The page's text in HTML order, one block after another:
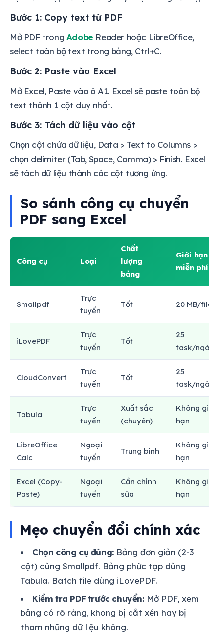
Bước 1: Copy text từ PDF
Mở PDF trong Adobe Reader hoặc LibreOffice,
select toàn bộ text trong bảng, Ctrl+C.
Bước 2: Paste vào Excel
Mở Excel, Paste vào ô A1. Excel sẽ paste toàn bộ
text thành 1 cột duy nhất.
Bước 3: Tách dữ liệu vào cột
Chọn cột chứa dữ liệu, Data > Text to Columns >
chọn delimiter (Tab, Space, Comma) > Finish. Excel
sẽ tách dữ liệu thành các cột tương ứng.
So sánh công cụ chuyển
PDF sang Excel
Công cụ Loại
Chất
lượng
bảng
Giới hạn
miễn phí
Smallpdf
Trực
tuyến
Tốt 20 MB/file
iLovePDF
Trực
tuyến
Tốt
25
task/ngày
CloudConvert
Trực
tuyến
Tốt
25
task/ngày
Tabula
Trực
tuyến
Xuất sắc
(chuyên)
Không giới
hạn
LibreOffice
Calc
Ngoại
tuyến
Trung bình
Không giới
hạn
Excel (Copy-
Paste)
Ngoại
tuyến
Cần chỉnh
sửa
Không giới
hạn
Mẹo chuyển đổi chính xác
Chọn công cụ đúng:Bảng đơn giản (2-3
cột) dùng Smallpdf. Bảng phức tạp dùng
Tabula. Batch file dùng iLovePDF.
Kiểm tra PDF trước chuyển:Mở PDF, xem
bảng có rõ ràng, không bị cắt xén hay bị
tham nhũng dữ liệu không.